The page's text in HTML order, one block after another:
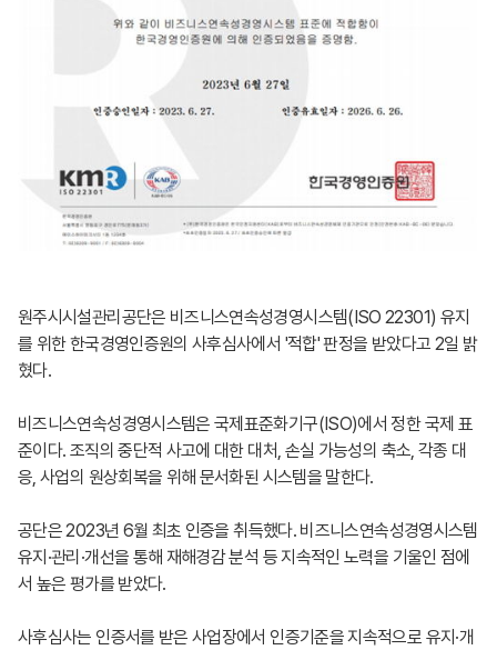
원주시시설관리공단은 비즈니스연속성경영시스템(ISO 22301) 유지
를 위한 한국경영인증원의 사후심사에서 '적합' 판정을 받았다고 2일 밝
혔다.
비즈니스연속성경영시스템은 국제표준화기구(ISO)에서 정한 국제 표
준이다. 조직의 중단적 사고에 대한 대처, 손실 가능성의 축소, 각종 대
응, 사업의 원상회복을 위해 문서화된 시스템을 말한다.
공단은 2023년 6월 최초 인증을 취득했다. 비즈니스연속성경영시스템
유지·관리·개선을 통해 재해경감 분석 등 지속적인 노력을 기울인 점에
서 높은 평가를 받았다.
사후심사는 인증서를 받은 사업장에서 인증기준을 지속적으로 유지·개